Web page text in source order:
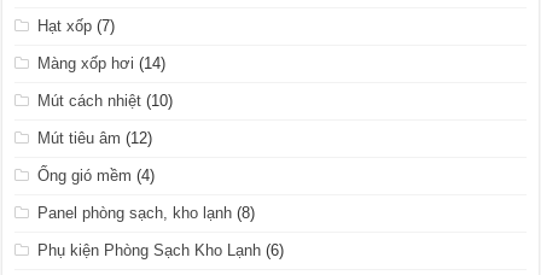
Hạt xốp (7)
Màng xốp hơi (14)
Mút cách nhiệt (10)
Mút tiêu âm (12)
Ống gió mềm (4)
Panel phòng sạch, kho lạnh (8)
Phụ kiện Phòng Sạch Kho Lạnh (6)